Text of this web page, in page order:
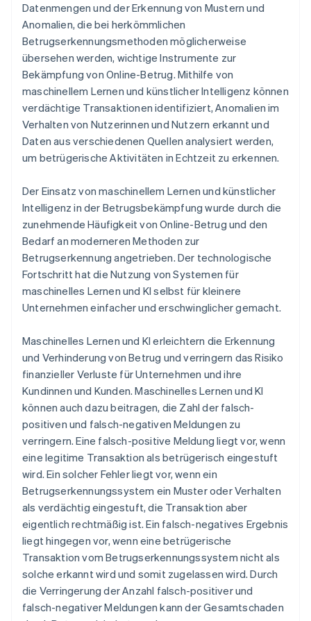
Datenmengen und der Erkennung von Mustern und
Anomalien, die bei herkömmlichen
Betrugserkennungsmethoden möglicherweise
übersehen werden, wichtige Instrumente zur
Bekämpfung von Online-Betrug. Mithilfe von
maschinellem Lernen und künstlicher Intelligenz können
verdächtige Transaktionen identifiziert, Anomalien im
Verhalten von Nutzerinnen und Nutzern erkannt und
Daten aus verschiedenen Quellen analysiert werden,
um betrügerische Aktivitäten in Echtzeit zu erkennen.
Der Einsatz von maschinellem Lernen und künstlicher
Intelligenz in der Betrugsbekämpfung wurde durch die
zunehmende Häufigkeit von Online-Betrug und den
Bedarf an moderneren Methoden zur
Betrugserkennung angetrieben. Der technologische
Fortschritt hat die Nutzung von Systemen für
maschinelles Lernen und KI selbst für kleinere
Unternehmen einfacher und erschwinglicher gemacht.
Maschinelles Lernen und KI erleichtern die Erkennung
und Verhinderung von Betrug und verringern das Risiko
finanzieller Verluste für Unternehmen und ihre
Kundinnen und Kunden. Maschinelles Lernen und KI
können auch dazu beitragen, die Zahl der falsch-
positiven und falsch-negativen Meldungen zu
verringern. Eine falsch-positive Meldung liegt vor, wenn
eine legitime Transaktion als betrügerisch eingestuft
wird. Ein solcher Fehler liegt vor, wenn ein
Betrugserkennungssystem ein Muster oder Verhalten
als verdächtig eingestuft, die Transaktion aber
eigentlich rechtmäßig ist. Ein falsch-negatives Ergebnis
liegt hingegen vor, wenn eine betrügerische
Transaktion vom Betrugserkennungssystem nicht als
solche erkannt wird und somit zugelassen wird. Durch
die Verringerung der Anzahl falsch-positiver und
falsch-negativer Meldungen kann der Gesamtschaden